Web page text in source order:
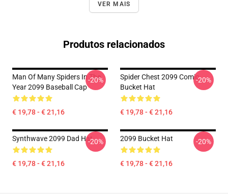
VER MAIS
Produtos relacionados
Man Of Many Spiders In The
Year 2099 Baseball Cap
€ 19,78 - € 21,16
-20%
Spider Chest 2099 Comic
Bucket Hat
€ 19,78 - € 21,16
-20%
Synthwave 2099 Dad Hat
€ 19,78 - € 21,16
-20% 2099 Bucket Hat
€ 19,78 - € 21,16
-20%